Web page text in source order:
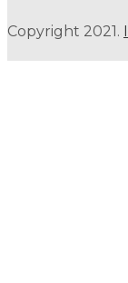
Copyright 2021.